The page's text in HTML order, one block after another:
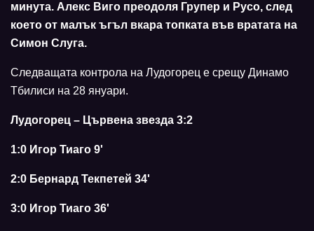
минута. Алекс Виго преодоля Групер и Русо, след
което от малък ъгъл вкара топката във вратата на
Симон Слуга.
Следващата контрола на Лудогорец е срещу Динамо
Тбилиси на 28 януари.
Лудогорец – Цървена звезда 3:2
1:0 Игор Тиаго 9'
2:0 Бернард Текпетей 34'
3:0 Игор Тиаго 36'